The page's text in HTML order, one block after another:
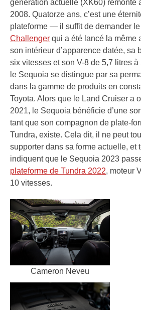
génération actuelle (XK60) remonte
2008. Quatorze ans, c’est une
plateforme — il suffit de demander
Challenger qui a été lancé la même
son intérieur d’apparence datée, sa
six vitesses et son V-8 de 5,7 litres
le Sequoia se distingue par sa
dans la gamme de produits en
Toyota. Alors que le Land Cruiser a
2021, le Sequoia bénéficie d’une
tant que son compagnon de plate-
Tundra, existe. Cela dit, il ne peut
supporter dans sa forme actuelle, et
indiquent que le Sequoia 2023
plateforme de Tundra 2022, moteur
10 vitesses.
Cameron Neveu